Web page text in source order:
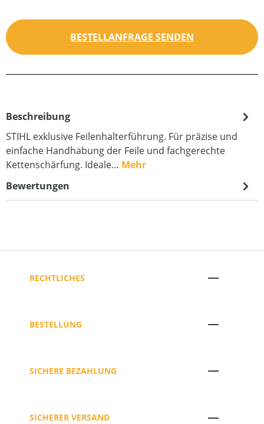
BESTELLANFRAGE SENDEN
Beschreibung
STIHL exklusive Feilenhalterführung. Für präzise und
einfache Handhabung der Feile und fachgerechte
Kettenschärfung. Ideale… Mehr
Bewertungen
RECHTLICHES
BESTELLUNG
SICHERE BEZAHLUNG
SICHERER VERSAND